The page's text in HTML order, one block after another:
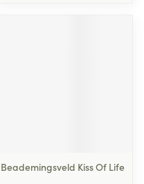
Beademingsveld Kiss Of Life